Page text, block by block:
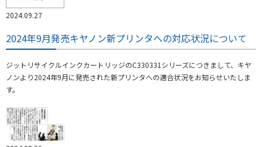
2024.09.27
2024年9月発売キヤノン新プリンタへの対応状況について
ジットリサイクルインクカートリッジのC330331シリーズにつきまして、キヤ
ノンより2024年9月に発売された新プリンタへの適合状況をお知らせいたしま
す。